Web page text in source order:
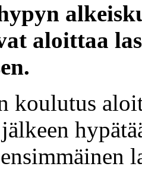
aloittaa
koulutus